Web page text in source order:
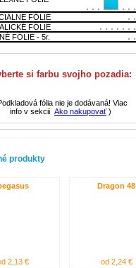
FÓLIE
FÓLIE
FÓLIE - 5r.
si farbu svojho pozadia:
fólia nie je dodávaná! Viac
info v sekcii Ako nakupovať )
produkty
2,13 €
Dragon 48
od 2,24 €